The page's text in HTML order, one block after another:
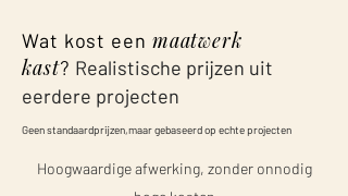
Wat kost een maatwerk
kast? Realistische prijzen uit
eerdere projecten
Geen standaardprijzen,maar gebaseerd op echte projecten
Hoogwaardige afwerking, zonder onnodig